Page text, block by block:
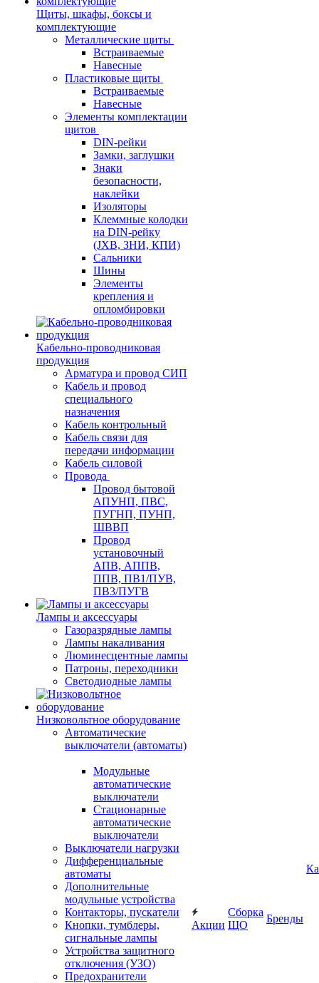
Щиты, шкафы, боксы и
комплектующие
Металлические щиты
Встраиваемые
Навесные
Пластиковые щиты
Встраиваемые
Навесные
Элементы комплектации
щитов
DIN-рейки
Замки, заглушки
Знаки
безопасности,
наклейки
Изоляторы
Клеммные колодки
на DIN-рейку
(JXB, ЗНИ, КПИ)
Сальники
Шины
Элементы
крепления и
опломбировки
Кабельно-проводниковая
продукция
Арматура и провод СИП
Кабель и провод
специального
назначения
Кабель контрольный
Кабель связи для
передачи информации
Кабель силовой
Провода
Провод бытовой
АПУНП, ПВС,
ПУГНП, ПУНП,
ШВВП
Провод
установочный
АПВ, АППВ,
ППВ, ПВ1/ПУВ,
ПВ3/ПУГВ
Лампы и аксессуары
Газоразрядные лампы
Лампы накаливания
Люминесцентные лампы
Патроны, переходники
Светодиодные лампы
Низковольтное оборудование
Автоматические
выключатели (автоматы)
Модульные
автоматические
выключатели
Стационарные
автоматические
выключатели
Выключатели нагрузки
Дифференциальные
автоматы
Дополнительные
модульные устройства
Контакторы, пускатели
Кнопки, тумблеры,
сигнальные лампы
Устройства защитного
отключения (УЗО)
Предохранители
Акции
Сборка
ЩО
Бренды